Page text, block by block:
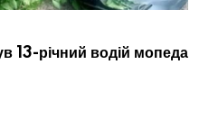
13-річний водій мопеда